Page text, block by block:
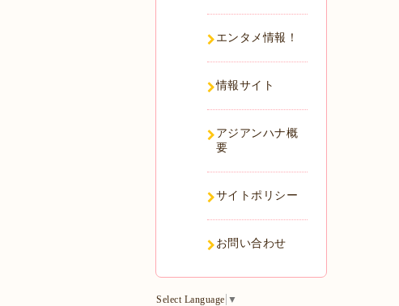
エンタメ情報！
情報サイト
アジアンハナ概
要
サイトポリシー
お問い合わせ
Select Language ▼